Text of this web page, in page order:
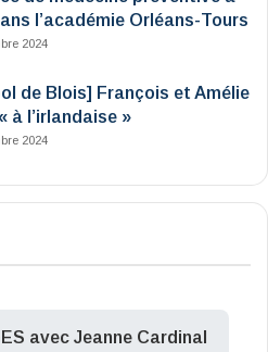
l’académie Orléans-Tours
2024
de Blois] François et Amélie
à l’irlandaise »
2024
avec Jeanne Cardinal